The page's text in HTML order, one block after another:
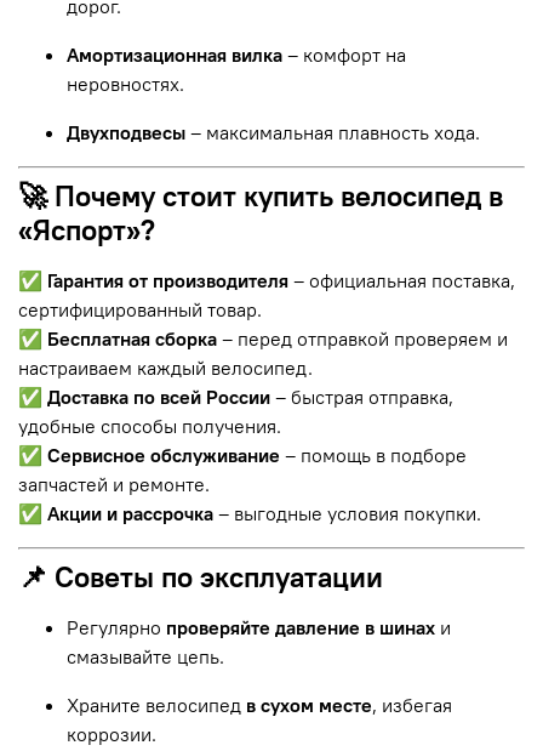
дорог.
Амортизационная вилка – комфорт на
неровностях.
Двухподвесы – максимальная плавность хода.
🚀 Почему стоит купить велосипед в
«Яспорт»?
✅ Гарантия от производителя – официальная поставка,
сертифицированный товар.
✅ Бесплатная сборка – перед отправкой проверяем и
настраиваем каждый велосипед.
✅ Доставка по всей России – быстрая отправка,
удобные способы получения.
✅ Сервисное обслуживание – помощь в подборе
запчастей и ремонте.
✅ Акции и рассрочка – выгодные условия покупки.
📌 Советы по эксплуатации
Регулярно проверяйте давление в шинах и
смазывайте цепь.
Храните велосипед в сухом месте, избегая
коррозии.